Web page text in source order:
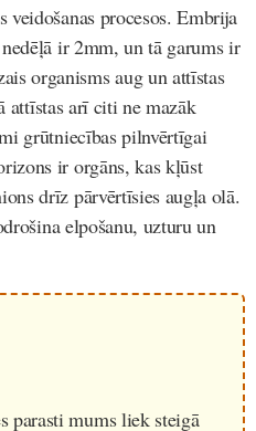
veidošanas procesos. Embrija
ir 2mm, un tā garums ir
organisms aug un attīstas
attīstas arī citi ne mazāk
grūtniecības pilnvērtīgai
ir orgāns, kas kļūst
drīz pārvērtīsies augļa olā.
elpošanu, uzturu un
parasti mums liek steigā